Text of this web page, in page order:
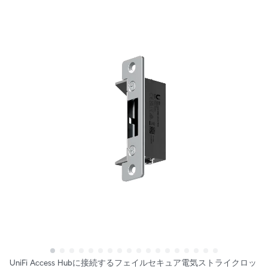
UniFi Access Hubに接続するフェイルセキュア電気ストライクロッ